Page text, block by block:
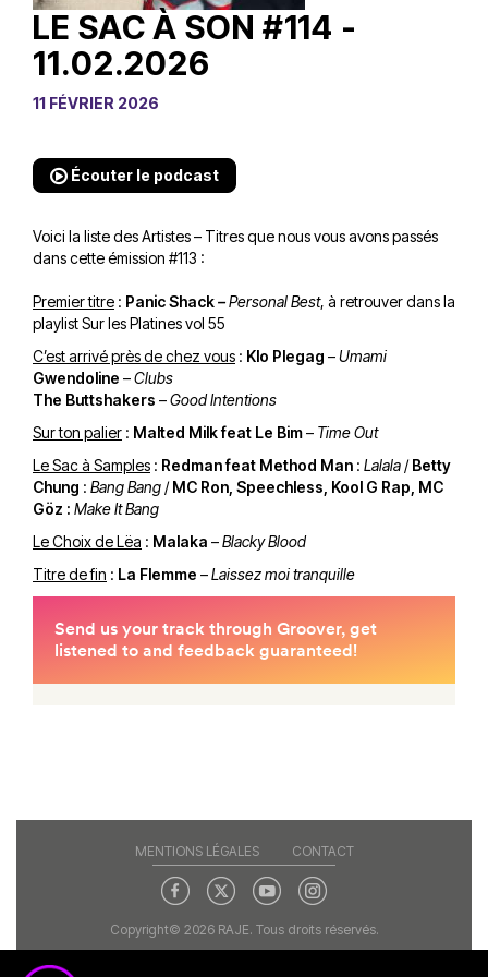
LE SAC À SON #114 -
11.02.2026
11 FÉVRIER 2026
Écouter le podcast
Voici la liste des Artistes – Titres que nous vous avons passés
dans cette émission #113 :
Premier titre : Panic Shack–Personal Best, à retrouver dans la
playlist Sur les Platines vol 55
C’est arrivé près de chez vous : Klo Plegag –Umami
Gwendoline –Clubs
The Buttshakers –Good Intentions
Sur ton palier : Malted Milk feat Le Bim– Time Out
Le Sac à Samples : Redman feat Method Man : Lalala/Betty
Chung : Bang Bang/MC Ron, Speechless, Kool G Rap, MC
Göz : Make It Bang
Le Choix de Lëa : Malaka –Blacky Blood
Titre de fin : La Flemme –Laissez moi tranquille
MENTIONS LÉGALES CONTACT
Copyright© 2026 RAJE. Tous droits réservés.